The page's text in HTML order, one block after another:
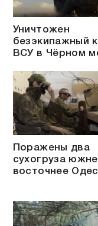
Уничтожен
безэкипажный
ВСУ в Чёрном
Поражены два
сухогруза
восточнее